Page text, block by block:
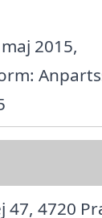
2015,
47, 4720